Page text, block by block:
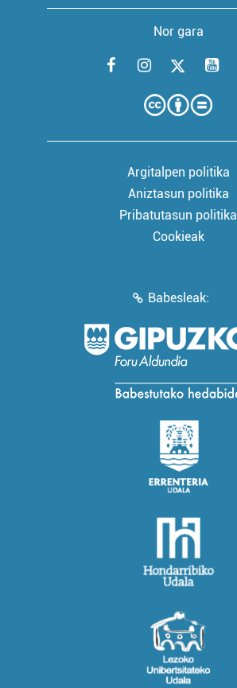
Nor gara
Argitalpen politika
Aniztasun politika
Pribatutasun politika
Cookieak
Babesleak: